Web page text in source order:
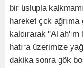
bir üslupla
hareket çok
kaldırarak
hatıra üzerimize
dakika sonra gök